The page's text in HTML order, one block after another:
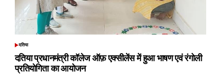
POSTED
दतिया
दतिया प्रधानमंत्री कॉलेज ऑफ़ एक्सीलेंस में हुआ भाषण एवं रंगोली
प्रतियोगिता का आयोजन